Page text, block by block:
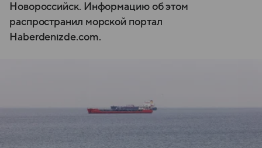
Новороссийск. Информацию об этом
распространил морской портал
Haberdenızde.com.